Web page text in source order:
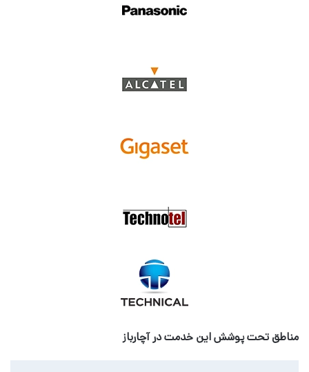
مناطق تحت پوشش این خدمت در آچارباز